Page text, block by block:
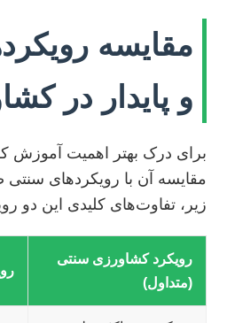
مقایسه
و پایدار در
برای درک بهتر اهمیت آموزش
مقایسه آن با رویکردهای
زیر، تفاوت‌های کلیدی این دو
رویکرد کشاورزی سنتی
(متداول)